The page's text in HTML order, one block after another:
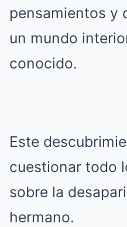
pensamientos y
un mundo
conocido.
Este
cuestionar todo
sobre la
hermano.